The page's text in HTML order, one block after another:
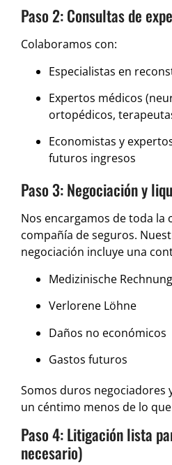
Paso 2: Consultas de
Colaboramos con:
Especialistas en
Expertos médicos
ortopédicos,
Economistas y
futuros ingresos
Paso 3: Negociación y
Nos encargamos de toda la
compañía de seguros.
negociación incluye una
Medizinische
Verlorene Löhne
Daños no económicos
Gastos futuros
Somos duros negociadores
un céntimo menos de lo
Paso 4: Litigación lista
necesario)